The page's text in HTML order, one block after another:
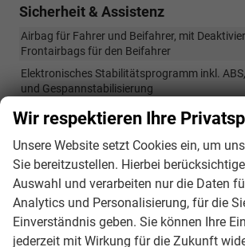
Sicherheit & Assistenz
Airbag für Fahrer und Beifahrer, mit
Frontairbags für den Beifahrer
Elektronisches Stabilitätsprogramm inkl. ABS,
und Gespannstabilisierung
Front Assist inkl. City Emergency Brake
Isofix-Vorbereitung (Halterungen zur
Kindersitzen auf der Rücksitzbank)
Kopf-Airbagsystem für Front- und
Seitenairbags sowie Center-Airbag vorne
Wir respektieren Ihre
Unsere Website setzt Cookies ein, um
Sie bereitzustellen. Hierbei
Auswahl und verarbeiten nur die Daten
Analytics und Personalisierung, für die
Einverständnis geben. Sie können Ihre
jederzeit mit Wirkung für die Zukunft